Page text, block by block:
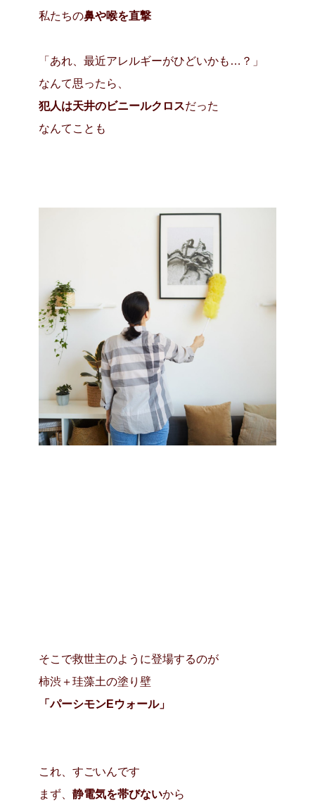
私たちの鼻や喉を直撃
「あれ、最近アレルギーがひどいかも…？」
なんて思ったら、
犯人は天井のビニールクロスだった
なんてことも
そこで救世主のように登場するのが
柿渋＋珪藻土の塗り壁
「パーシモンEウォール」
これ、すごいんです
まず、 静電気を帯びないから